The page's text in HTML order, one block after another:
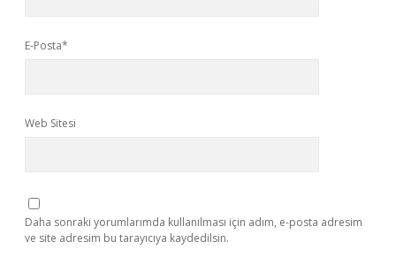
E-Posta*
Web Sitesi
Daha sonraki yorumlarımda kullanılması için adım, e-posta adresim
ve site adresim bu tarayıcıya kaydedilsin.